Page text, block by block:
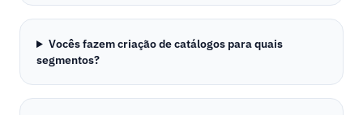
Vocês fazem criação de catálogos para quais
segmentos?